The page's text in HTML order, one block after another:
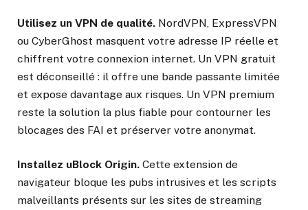
Utilisez un VPN de qualité. NordVPN, ExpressVPN
ou CyberGhost masquent votre adresse IP réelle et
chiffrent votre connexion internet. Un VPN gratuit
est déconseillé : il offre une bande passante limitée
et expose davantage aux risques. Un VPN premium
reste la solution la plus fiable pour contourner les
blocages des FAI et préserver votre anonymat.
Installez uBlock Origin. Cette extension de
navigateur bloque les pubs intrusives et les scripts
malveillants présents sur les sites de streaming